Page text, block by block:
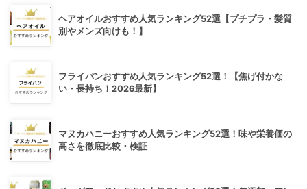
ヘアオイルおすすめ人気ランキング52選【プチプラ・髪質
別やメンズ向けも！】
フライパンおすすめ人気ランキング52選！【焦げ付かな
い・長持ち！2026最新】
マヌカハニーおすすめ人気ランキング52選！味や栄養価の
高さを徹底比較・検証